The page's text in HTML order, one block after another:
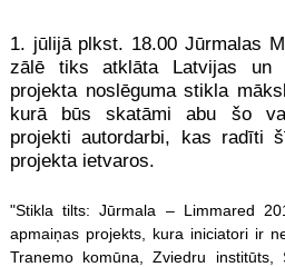
1. jūlijā plkst. 18.00 Jūrmalas
zālē tiks atklāta Latvijas un
projekta noslēguma stikla
kurā būs skatāmi abu šo
projekti autordarbi, kas radīti
projekta ietvaros.
"Stikla tilts: Jūrmala – Limmared
apmaiņas projekts, kura iniciatori ir
Tranemo komūna, Zviedru institūts,